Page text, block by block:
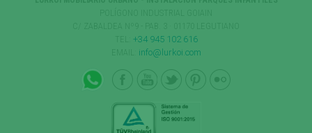
+34 945 102 616
info@lurkoi.com